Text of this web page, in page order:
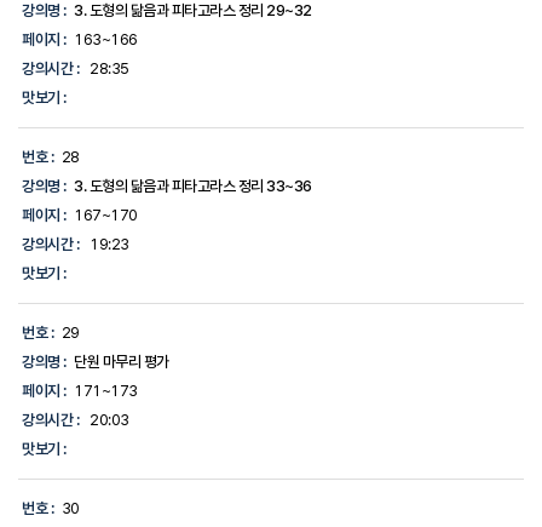
강의명 : 3. 도형의 닮음과 피타고라스 정리 29~32
페이지 : 163~166
강의시간 :
28:35
맛보기 :
번호 : 28
강의명 : 3. 도형의 닮음과 피타고라스 정리 33~36
페이지 : 167~170
강의시간 :
19:23
맛보기 :
번호 : 29
강의명 : 단원 마무리 평가
페이지 : 171~173
강의시간 :
20:03
맛보기 :
번호 : 30